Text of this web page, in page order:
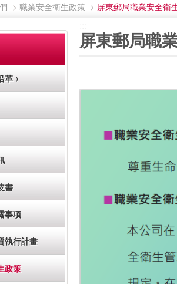
> 職業安全衛生政策 > 屏東郵局職業安全衛
﹚
書
事項
執行計畫
政策
屏東郵局職